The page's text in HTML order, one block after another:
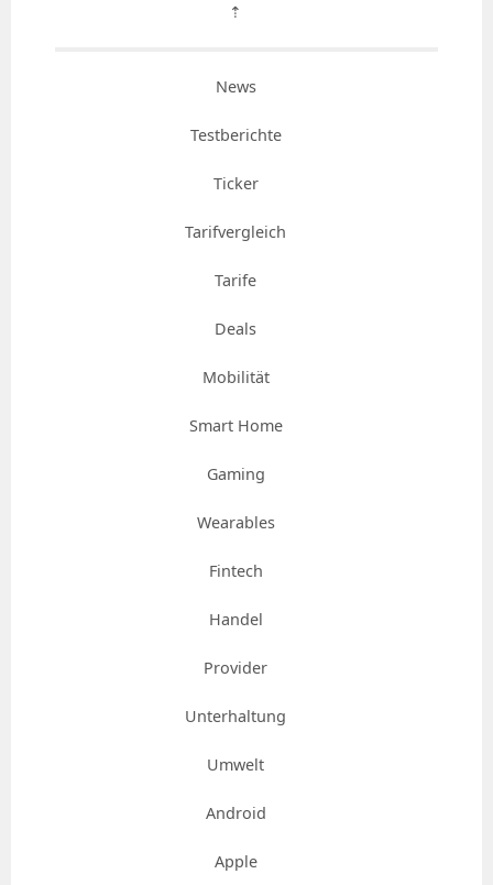
⇡
News
Testberichte
Ticker
Tarifvergleich
Tarife
Deals
Mobilität
Smart Home
Gaming
Wearables
Fintech
Handel
Provider
Unterhaltung
Umwelt
Android
Apple